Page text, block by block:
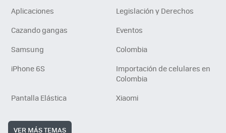
Aplicaciones
Legislación y Derechos
Cazando gangas
Eventos
Samsung
Colombia
iPhone 6S
Importación de celulares en
Colombia
Pantalla Elástica
Xiaomi
VER MÁS TEMAS